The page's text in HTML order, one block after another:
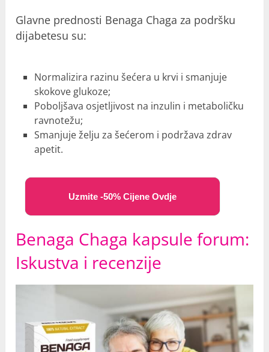
Glavne prednosti Benaga Chaga za podršku
dijabetesu su:
Normalizira razinu šećera u krvi i smanjuje
skokove glukoze;
Poboljšava osjetljivost na inzulin i metaboličku
ravnotežu;
Smanjuje želju za šećerom i podržava zdrav
apetit.
Uzmite -50% Cijene Ovdje
Benaga Chaga kapsule forum:
Iskustva i recenzije